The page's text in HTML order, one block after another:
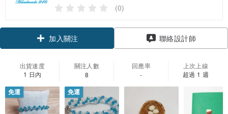
(0)
加入關注 聯絡設計師
出貨速度
1 日內
關注人數
8
回應率
-
上次上線
超過 1 週
免運 免運